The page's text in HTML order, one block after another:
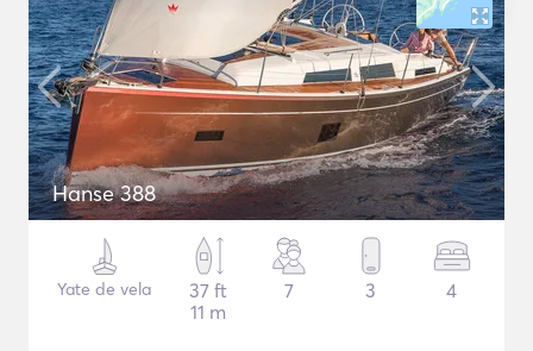
Hanse 388
Yate de vela
37 ft
11 m
7 3 4